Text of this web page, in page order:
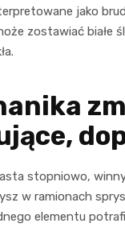
jako
zostawiać białe
stopniowo,
w ramionach
elementu